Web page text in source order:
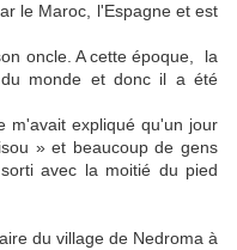
le Maroc, l'Espagne et est
oncle. A cette époque, la
monde et donc il a été
m'avait expliqué qu'un jour
» et beaucoup de gens
avec la moitié du pied
du village de Nedroma à